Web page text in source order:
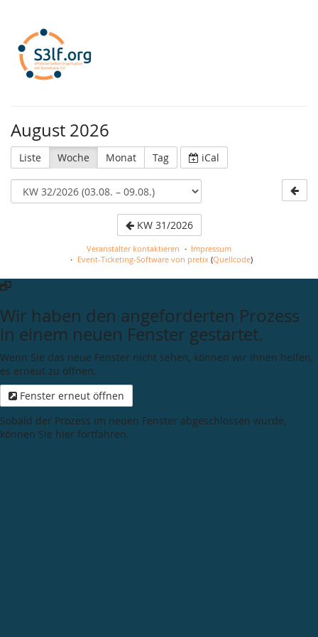
S3lf.org
August 2026
Liste Woche Monat Tag iCal
KW 31/2026
Veranstalter kontaktieren
Impressum
Event-Ticketing-Software von pretix(Quellcode)
Wir haben den angeforderten Prozess
in einem neuen Fenster gestartet.
Wenn Sie das neue Fenster nicht sehen, können wir Ihnen helfen,
es erneut zu öffnen.
Fenster erneut öffnen
Sobald der Prozess im neuen Fenster abgeschlossen wurde,
können Sie hier fortfahren.